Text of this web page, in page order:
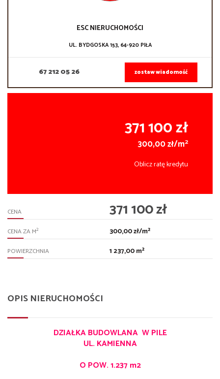
ESC NIERUCHOMOŚCI
UL. BYDGOSKA 153, 64-920 PIŁA
67 212 05 26 zostaw wiadomość
371 100 zł
300,00 zł/m2
Oblicz ratę kredytu
CENA 371 100 zł
CENA ZA M2 300,00 zł/m²
POWIERZCHNIA 1 237,00 m²
OPIS NIERUCHOMOŚCI
DZIAŁKA BUDOWLANA W PILE
UL. KAMIENNA
O POW. 1.237 m2